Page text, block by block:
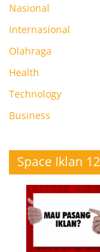
Nasional
Internasional
Olahraga
Health
Technology
Business
Space Iklan